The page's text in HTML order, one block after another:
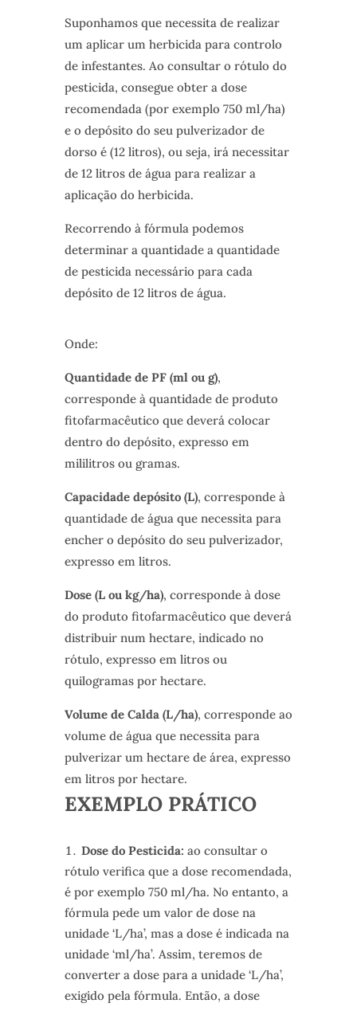
Suponhamos que necessita de realizar
um aplicar um herbicida para controlo
de infestantes. Ao consultar o rótulo do
pesticida, consegue obter a dose
recomendada (por exemplo 750 ml/ha)
e o depósito do seu pulverizador de
dorso é (12 litros), ou seja, irá necessitar
de 12 litros de água para realizar a
aplicação do herbicida.
Recorrendo à fórmula podemos
determinar a quantidade a quantidade
de pesticida necessário para cada
depósito de 12 litros de água.
Onde:
Quantidade de PF (ml ou g),
corresponde à quantidade de produto
fitofarmacêutico que deverá colocar
dentro do depósito, expresso em
mililitros ou gramas.
Capacidade depósito (L), corresponde à
quantidade de água que necessita para
encher o depósito do seu pulverizador,
expresso em litros.
Dose (L ou kg/ha), corresponde à dose
do produto fitofarmacêutico que deverá
distribuir num hectare, indicado no
rótulo, expresso em litros ou
quilogramas por hectare.
Volume de Calda (L/ha), corresponde ao
volume de água que necessita para
pulverizar um hectare de área, expresso
em litros por hectare.
EXEMPLO PRÁTICO
Dose do Pesticida: ao consultar o
rótulo verifica que a dose recomendada,
é por exemplo 750 ml/ha. No entanto, a
fórmula pede um valor de dose na
unidade ‘L/ha’, mas a dose é indicada na
unidade ‘ml/ha’. Assim, teremos de
converter a dose para a unidade ‘L/ha’,
exigido pela fórmula. Então, a dose